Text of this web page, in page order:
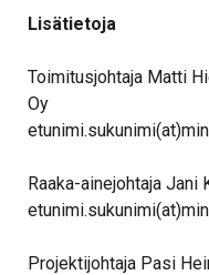
Lisätietoja
Toimitusjohtaja Matti
Oy
Raaka-ainejohtaja Jani
Projektijohtaja Pasi